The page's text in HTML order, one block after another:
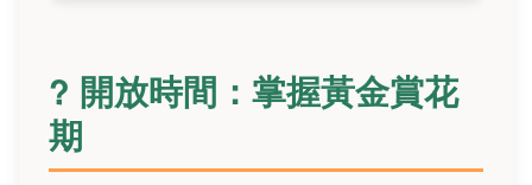
? 開放時間：掌握黃金賞花
期